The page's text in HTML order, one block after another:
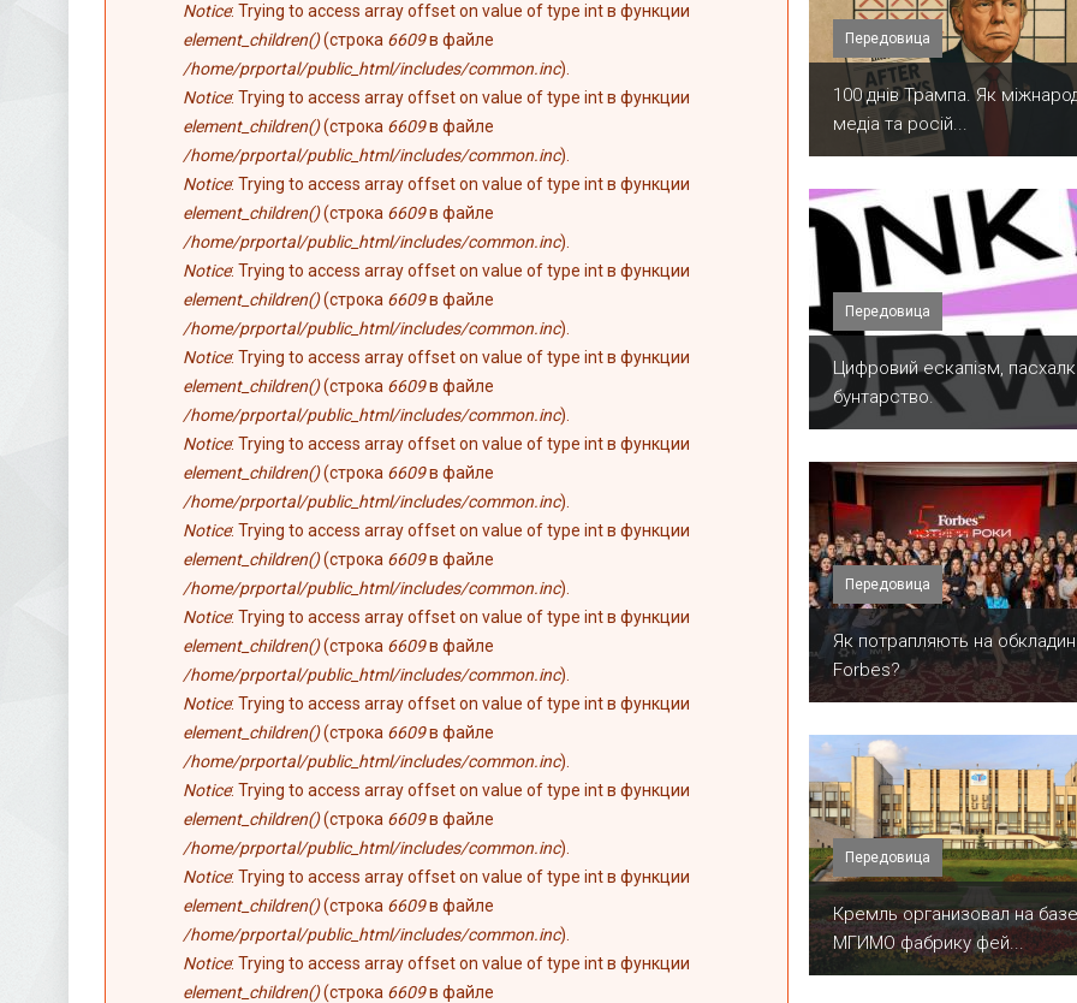
Notice: Trying to access array offset on value of type int в функции
element_children()(строка 6609в файле
/home/prportal/public_html/includes/common.inc).
Notice: Trying to access array offset on value of type int в функции
element_children()(строка 6609в файле
/home/prportal/public_html/includes/common.inc).
Notice: Trying to access array offset on value of type int в функции
element_children()(строка 6609в файле
/home/prportal/public_html/includes/common.inc).
Notice: Trying to access array offset on value of type int в функции
element_children()(строка 6609в файле
/home/prportal/public_html/includes/common.inc).
Notice: Trying to access array offset on value of type int в функции
element_children()(строка 6609в файле
/home/prportal/public_html/includes/common.inc).
Notice: Trying to access array offset on value of type int в функции
element_children()(строка 6609в файле
/home/prportal/public_html/includes/common.inc).
Notice: Trying to access array offset on value of type int в функции
element_children()(строка 6609в файле
/home/prportal/public_html/includes/common.inc).
Notice: Trying to access array offset on value of type int в функции
element_children()(строка 6609в файле
/home/prportal/public_html/includes/common.inc).
Notice: Trying to access array offset on value of type int в функции
element_children()(строка 6609в файле
/home/prportal/public_html/includes/common.inc).
Notice: Trying to access array offset on value of type int в функции
element_children()(строка 6609в файле
/home/prportal/public_html/includes/common.inc).
Notice: Trying to access array offset on value of type int в функции
element_children()(строка 6609в файле
/home/prportal/public_html/includes/common.inc).
Notice: Trying to access array offset on value of type int в функции
element_children()(строка 6609в файле
Передовица
100 днів Трампа. Як
медіа та росій...
Передовица
​Цифровий ескапізм,
бунтарство.
Передовица
​Як потрапляють на
Forbes?
Передовица
Кремль организовал на базе
МГИМО фабрику фей...